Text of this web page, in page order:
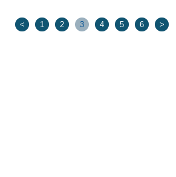
< 1 2 3 4 5 6 >